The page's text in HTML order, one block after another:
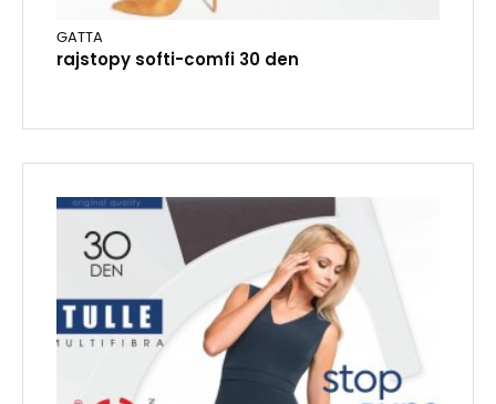
GATTA
rajstopy softi-comfi 30 den